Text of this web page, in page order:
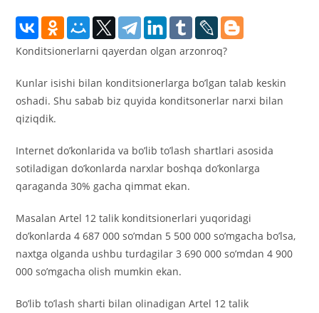
Konditsionerlarni qayerdan olgan arzonroq?
Kunlar isishi bilan konditsionerlarga bo’lgan talab keskin
oshadi. Shu sabab biz quyida konditsonerlar narxi bilan
qiziqdik.
Internet do’konlarida va bo’lib to’lash shartlari asosida
sotiladigan do’konlarda narxlar boshqa do’konlarga
qaraganda 30% gacha qimmat ekan.
Masalan Artel 12 talik konditsionerlari yuqoridagi
do’konlarda 4 687 000 so’mdan 5 500 000 so’mgacha bo’lsa,
naxtga olganda ushbu turdagilar 3 690 000 so’mdan 4 900
000 so’mgacha olish mumkin ekan.
Bo’lib to’lash sharti bilan olinadigan Artel 12 talik